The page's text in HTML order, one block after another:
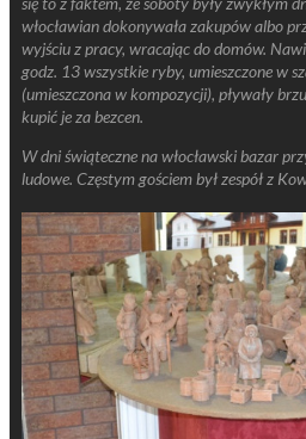
włocławian dokonywała zakupów albo
wyjściu z pracy, wracając do domów.
godz. 13 wszystkie ryby, umieszczone w
(umieszczona w kompozycji), pływały
kupić je za bezcen.
W dni świąteczne na włocławski bazar
ludowe. Częstym gościem był zespół z